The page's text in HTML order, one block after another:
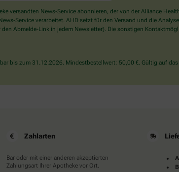
Mensch?
Dann
wählen
Flugzeug.
versandten News-Service abonnieren, der von der Alliance
Service verarbeitet. AHD setzt für den Versand und die
Abmelde-Link in jedem Newsletter). Die sonstigen
bis zum 31.12.2026. Mindestbestellwert: 50,00 €. Gültig auf
Zahlarten
Bar oder mit einer anderen akzeptierten
Zahlungsart Ihrer Apotheke vor Ort.